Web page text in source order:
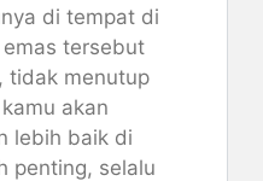
di tempat di
tersebut
tidak menutup
akan
lebih baik di
penting, selalu